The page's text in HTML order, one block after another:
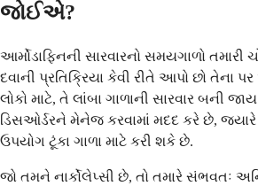
જોઈએ?
આર્મોડાફિનની સારવારનો સમયગાળો
દવાની પ્રતિક્રિયા કેવી રીતે આપો છો તેના
લોકો માટે, તે લાંબા ગાળાની સારવાર બની
ડિસઓર્ડરને મેનેજ કરવામાં મદદ કરે છે,
ઉપયોગ ટૂંકા ગાળા માટે કરી શકે છે.
જો તમને નાર્કોલેપ્સી છે, તો તમારે સંભવતઃ